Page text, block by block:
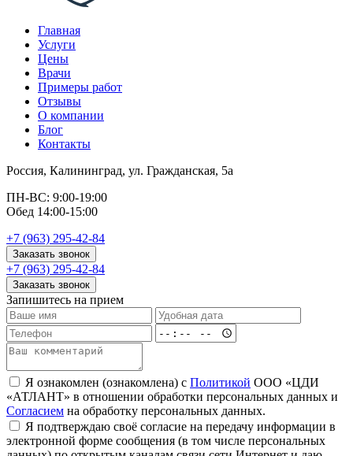
Главная
Услуги
Цены
Врачи
Примеры работ
Отзывы
О компании
Блог
Контакты
Россия, Калининград, ул. Гражданская, 5а
ПН-ВС: 9:00-19:00
Обед 14:00-15:00
+7 (963) 295-42-84
Заказать звонок
+7 (963) 295-42-84
Заказать звонок
Запишитесь на прием
Я ознакомлен (ознакомлена) с Политикой ООО «ЦДИ
«АТЛАНТ» в отношении обработки персональных данных и
Согласием на обработку персональных данных.
Я подтверждаю своё согласие на передачу информации в
электронной форме сообщения (в том числе персональных